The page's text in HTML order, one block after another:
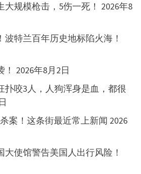
规模枪击，5伤一死！ 2026年8
特兰百年历史地标陷火海！
2026年8月2日
扑咬3人，人狗浑身是血，都很
案！这条街最近常上新闻 2026
使馆警告美国人出行风险！